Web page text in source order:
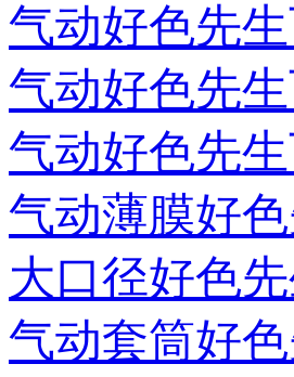
气动好色先
气动好色先
气动好色先
气动薄膜好
大口径好色
气动套筒好